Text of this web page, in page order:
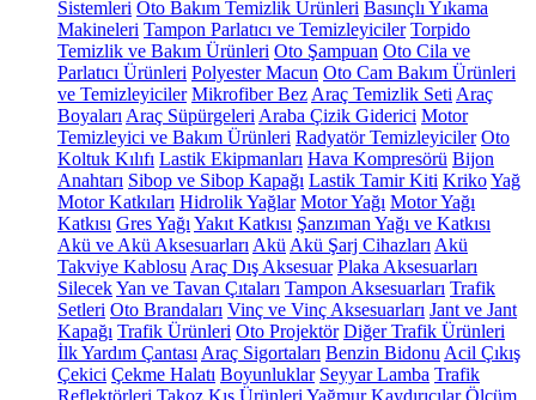
Sistemleri Oto Bakım Temizlik Ürünleri Basınçlı Yıkama
Makineleri Tampon Parlatıcı ve Temizleyiciler Torpido
Temizlik ve Bakım Ürünleri Oto Şampuan Oto Cila ve
Parlatıcı Ürünleri Polyester Macun Oto Cam Bakım Ürünleri
ve Temizleyiciler Mikrofiber Bez Araç Temizlik Seti Araç
Boyaları Araç Süpürgeleri Araba Çizik Giderici Motor
Temizleyici ve Bakım Ürünleri Radyatör Temizleyiciler Oto
Koltuk Kılıfı Lastik Ekipmanları Hava Kompresörü Bijon
Anahtarı Sibop ve Sibop Kapağı Lastik Tamir Kiti KrikoYağ
Motor Katkıları Hidrolik Yağlar Motor Yağı Motor Yağı
Katkısı Gres Yağı Yakıt Katkısı Şanzıman Yağı ve Katkısı
Akü ve Akü Aksesuarları Akü Akü Şarj Cihazları Akü
Takviye Kablosu Araç Dış Aksesuar Plaka Aksesuarları
SilecekYan ve Tavan Çıtaları Tampon Aksesuarları Trafik
Setleri Oto Brandaları Vinç ve Vinç Aksesuarları Jant ve Jant
Kapağı Trafik Ürünleri Oto Projektör Diğer Trafik Ürünleri
İlk Yardım Çantası Araç Sigortaları Benzin Bidonu Acil Çıkış
Çekici Çekme Halatı Boyunluklar Seyyar Lamba Trafik
Reflektörleri Takoz Kış Ürünleri Yağmur Kaydırıcılar Ölçüm